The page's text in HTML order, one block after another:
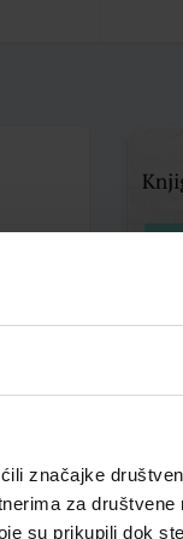
značajke
za društvene
su prikupili dok